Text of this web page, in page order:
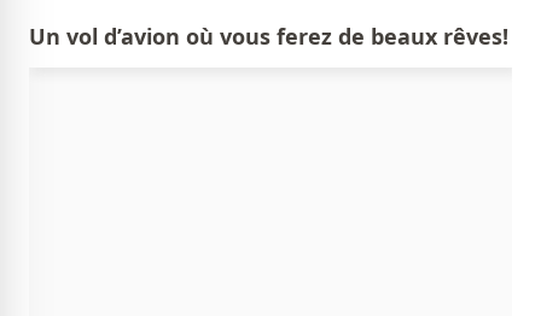
Un vol d’avion où vous ferez de beaux rêves!